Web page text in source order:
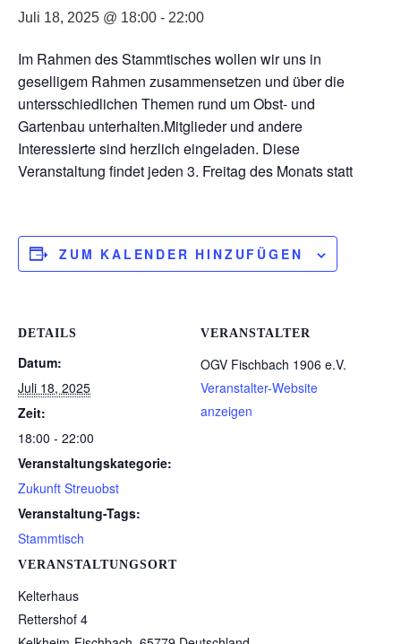
Juli 18, 2025 @ 18:00 - 22:00
Im Rahmen des Stammtisches wollen wir uns in
geselligem Rahmen zusammensetzen und über die
untersschiedlichen Themen rund um Obst- und
Gartenbau unterhalten.Mitglieder und andere
Interessierte sind herzlich eingeladen. Diese
Veranstaltung findet jeden 3. Freitag des Monats statt
ZUM KALENDER HINZUFÜGEN
DETAILS
Datum:
Juli 18, 2025
Zeit:
18:00 - 22:00
Veranstaltungskategorie:
Zukunft Streuobst
Veranstaltung-Tags:
Stammtisch
VERANSTALTUNGSORT
Kelterhaus
Rettershof 4
VERANSTALTER
OGV Fischbach 1906 e.V.
Veranstalter-Website
anzeigen